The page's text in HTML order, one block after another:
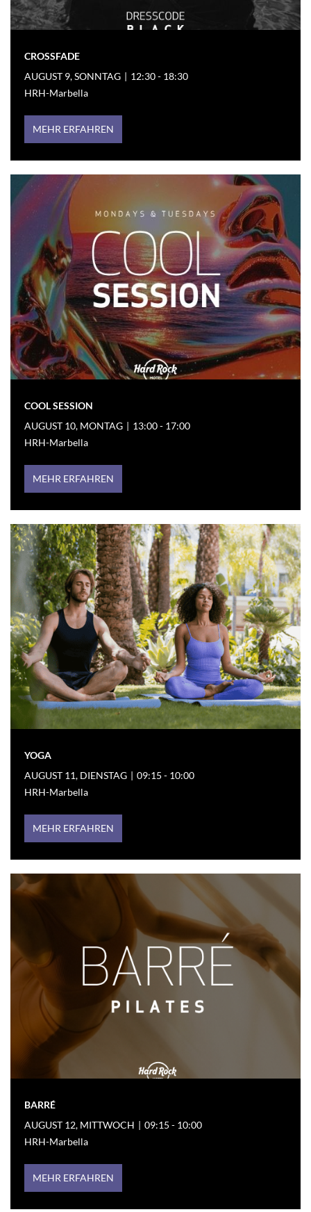
CROSSFADE
AUGUST 9, SONNTAG
12:30 - 18:30
HRH-Marbella
MEHR ERFAHREN
COOL SESSION
AUGUST 10, MONTAG
13:00 - 17:00
HRH-Marbella
MEHR ERFAHREN
YOGA
AUGUST 11, DIENSTAG
09:15 - 10:00
HRH-Marbella
MEHR ERFAHREN
BARRÉ
AUGUST 12, MITTWOCH
09:15 - 10:00
HRH-Marbella
MEHR ERFAHREN